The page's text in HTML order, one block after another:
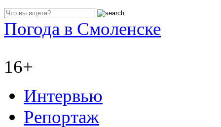
Погода в Смоленске
16+
Интервью
Репортаж